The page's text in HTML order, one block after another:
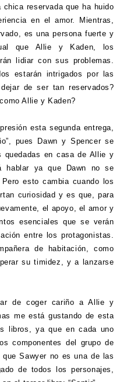
chica reservada que ha huido
en el amor. Mientras,
es una persona fuerte y
que Allie y Kaden, los
lidiar con sus problemas.
estarán intrigados por las
de ser tan reservados?
Allie y Kaden?
esta segunda entrega,
pues Dawn y Spencer se
quedadas en casa de Allie y
hablar ya que Dawn no se
esto cambia cuando los
curiosidad y es que, para
el apoyo, el amor y
esenciales que se verán
entre los protagonistas.
de habitación, como
su timidez, y a lanzarse
de coger cariño a Allie y
me está gustando de esta
libros, ya que en cada uno
componentes del grupo de
Sawyer no es una de las
de todos los personajes,